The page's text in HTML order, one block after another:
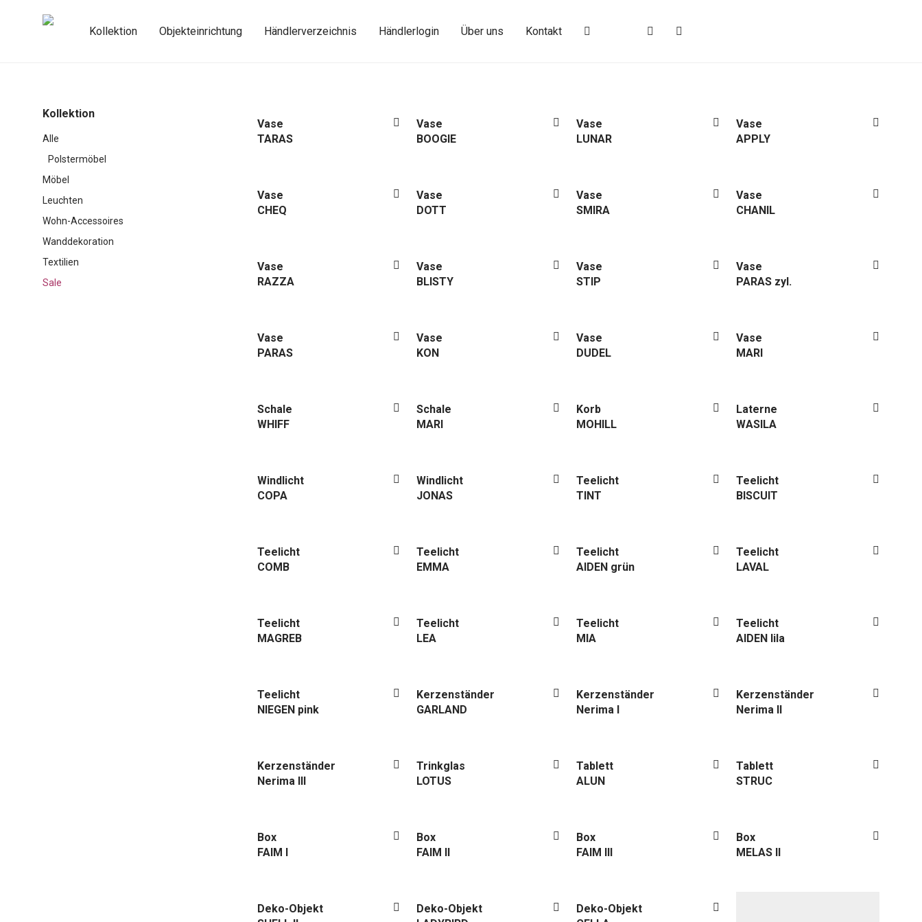
Kollektion Objekteinrichtung Händlerverzeichnis Händlerlogin Über uns Kontakt
Kollektion
Alle
Polstermöbel
Möbel
Leuchten
Wohn-Accessoires
Wanddekoration
Textilien
Sale
Vase
TARAS
Vase
BOOGIE
Vase
LUNAR
Vase
APPLY
Vase
CHEQ
Vase
DOTT
Vase
SMIRA
Vase
CHANIL
Vase
RAZZA
Vase
BLISTY
Vase
STIP
Vase
PARAS zyl.
Vase
PARAS
Vase
KON
Vase
DUDEL
Vase
MARI
Schale
WHIFF
Schale
MARI
Korb
MOHILL
Laterne
WASILA
Windlicht
COPA
Windlicht
JONAS
Teelicht
TINT
Teelicht
BISCUIT
Teelicht
COMB
Teelicht
EMMA
Teelicht
AIDEN grün
Teelicht
LAVAL
Teelicht
MAGREB
Teelicht
LEA
Teelicht
MIA
Teelicht
AIDEN lila
Teelicht
NIEGEN pink
Kerzenständer
GARLAND
Kerzenständer
Nerima I
Kerzenständer
Nerima II
Kerzenständer
Nerima III
Trinkglas
LOTUS
Tablett
ALUN
Tablett
STRUC
Box
FAIM I
Box
FAIM II
Box
FAIM III
Box
MELAS II
Deko-Objekt
Deko-Objekt
Deko-Objekt